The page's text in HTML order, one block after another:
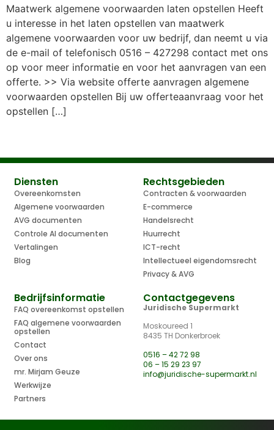
Maatwerk algemene voorwaarden laten opstellen Heeft
u interesse in het laten opstellen van maatwerk
algemene voorwaarden voor uw bedrijf, dan neemt u via
de e-mail of telefonisch 0516 – 427298 contact met ons
op voor meer informatie en voor het aanvragen van een
offerte. >> Via website offerte aanvragen algemene
voorwaarden opstellen Bij uw offerteaanvraag voor het
opstellen […]
Diensten
Overeenkomsten
Algemene voorwaarden
AVG documenten
Controle AI documenten
Vertalingen
Blog
Rechtsgebieden
Contracten & voorwaarden
E-commerce
Handelsrecht
Huurrecht
ICT-recht
Intellectueel eigendomsrecht
Privacy & AVG
Bedrijfsinformatie
FAQ overeenkomst opstellen
FAQ algemene voorwaarden
opstellen
Contact
Over ons
mr. Mirjam Geuze
Werkwijze
Partners
Contactgegevens
Juridische Supermarkt
Moskoureed 1
8435 TH Donkerbroek
0516 – 42 72 98
06 – 15 29 23 97
info@juridische-supermarkt.nl